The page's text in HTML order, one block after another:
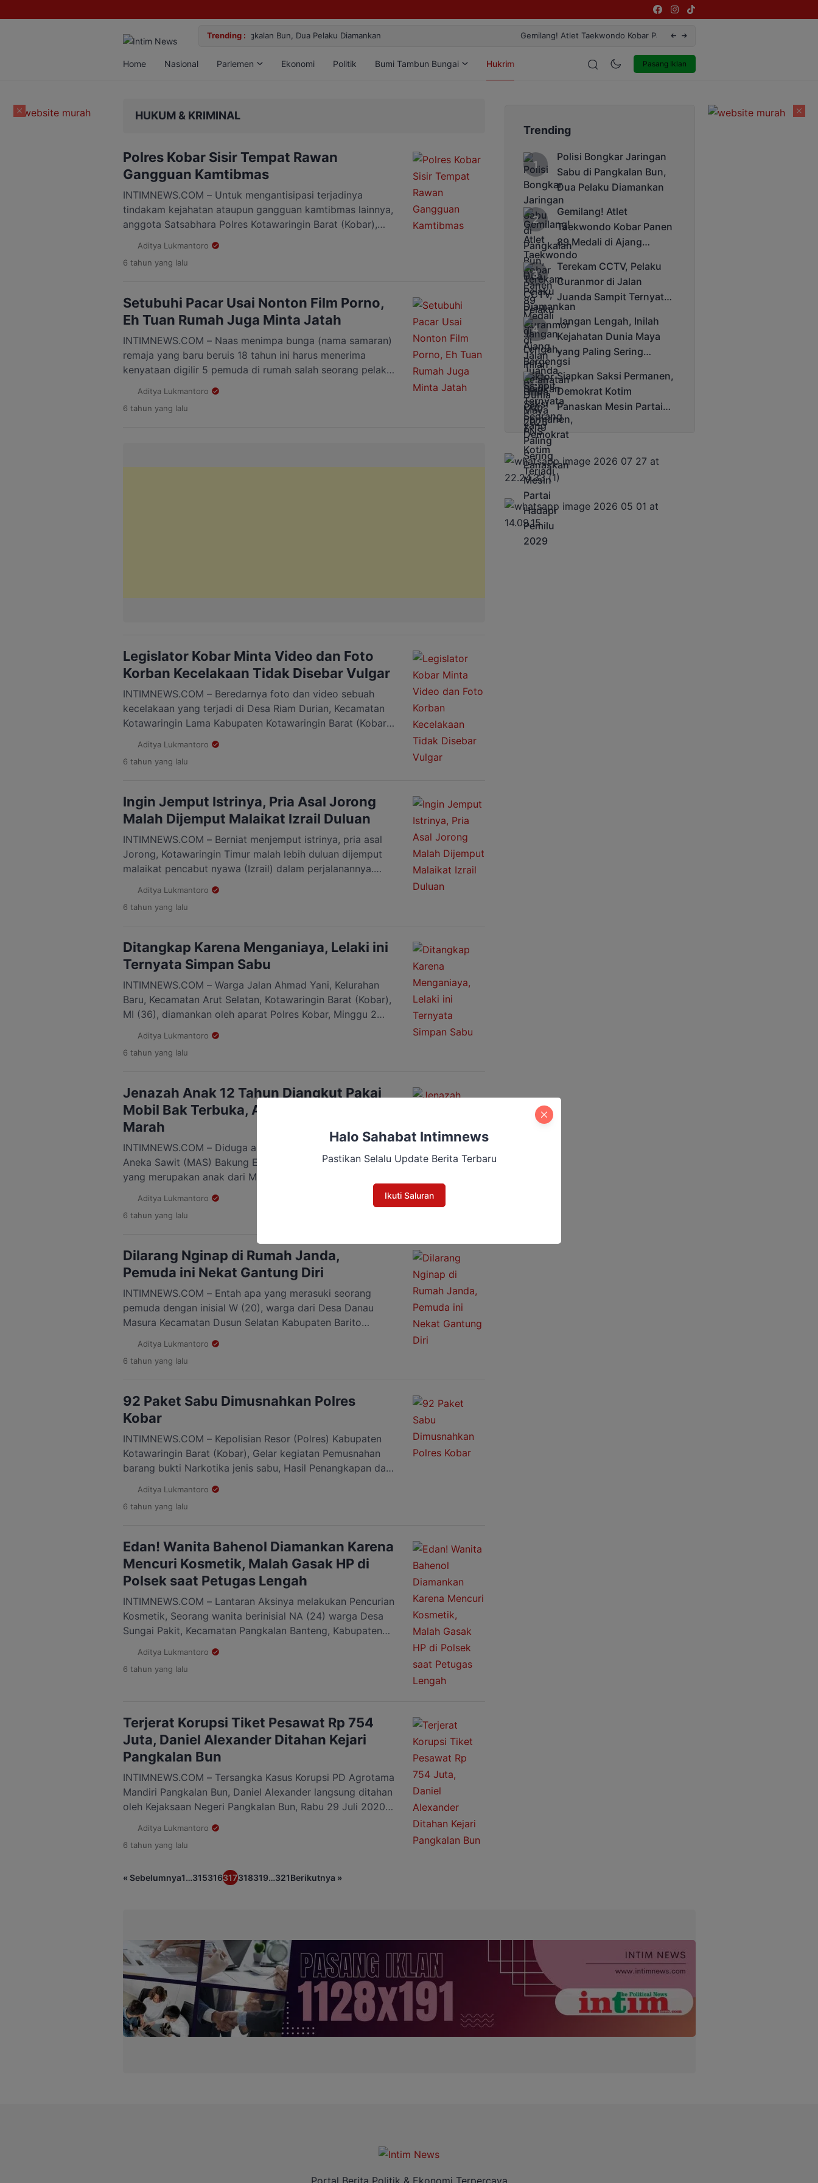
Trending : Gemilang! Atlet Taekwondo Kobar Panen 89 Medali di Ajang Bergengsi Rektor Unda Cup 2025 Terekam CCTV, Pelaku Curanmor di
Pasang Iklan
Home Nasional Parlemen Ekonomi Politik Bumi Tambun Bungai Hukrim Entertainment
HUKUM & KRIMINAL
Polres Kobar Sisir Tempat Rawan
Gangguan Kamtibmas
INTIMNEWS.COM – Untuk mengantisipasi terjadinya
tindakam kejahatan ataupun gangguan kamtibmas lainnya,
anggota Satsabhara Polres Kotawaringin Barat (Kobar),
rutin melakukan kegiatan patroli di beberapa tempat
rawan. Kegiatan patroli ini bertujuan untuk mencegah
terjadinya tindakan kriminal yang terjadi pada malam hari,
terkait virus corona yang merebak di wilayah Indonesia
khususnya Kobar, […]
Aditya Lukmantoro
6 tahun yang lalu
Setubuhi Pacar Usai Nonton Film Porno,
Eh Tuan Rumah Juga Minta Jatah
INTIMNEWS.COM – Naas menimpa bunga (nama samaran)
remaja yang baru beruis 18 tahun ini harus menerima
kenyataan digilir 5 pemuda di rumah salah seorang pelaku
di Kecamatan Bungoro, Kabupaten Pangkep, Sulawesi
Selatan. Di rumah ini korban dan pelaku DA yang tak lain
adalah pacarnya senditi menonton video porno. Kemudian
Aditya Lukmantoro
6 tahun yang lalu
Legislator Kobar Minta Video dan Foto
Korban Kecelakaan Tidak Disebar Vulgar
INTIMNEWS.COM – Beredarnya foto dan video sebuah
kecelakaan yang terjadi di Desa Riam Durian, Kecamatan
Kotawaringin Lama Kabupaten Kotawaringin Barat (Kobar),
membuat anggota DPRD angkat bicara, Senin 03 Agustus
2020. “Kasihan keluarganya jika video dan fotonya
beredar luas secara vulgar atau tanpa sensor, mereka lagi
Komisi A […]
Aditya Lukmantoro
6 tahun yang lalu
Ingin Jemput Istrinya, Pria Asal Jorong
Malah Dijemput Malaikat Izrail Duluan
INTIMNEWS.COM – Berniat menjemput istrinya, pria asal
Jorong, Kotawaringin Timur malah lebih duluan dijemput
malaikat pencabut nyawa (Izrail) dalam perjalanannya.
Pasalanya pria tersebut mengalami kecelakaan maut di
Jalan HM Arsyad KM 16 Desa Bapeang Kotawaringin
Timur, Senin 03 Agustus 2020. “Saya tadi sedang dengarin
teriakakan sto-stop ketika […]
Aditya Lukmantoro
6 tahun yang lalu
Ditangkap Karena Menganiaya, Lelaki ini
Ternyata Simpan Sabu
INTIMNEWS.COM – Warga Jalan Ahmad Yani, Kelurahan
Baru, Kecamatan Arut Selatan, Kotawaringin Barat (Kobar),
MI (36), diamankan oleh aparat Polres Kobar, Minggu 2
Agusturs 2020. MI diamankan di kediamanya di Jl Kopong,
Kelurahan Baru tanpa ada perlawanan. MI diamankan
petugas karena terlibat tindak pidana penganiayaan.
jenis sabu di […]
Aditya Lukmantoro
6 tahun yang lalu
Jenazah Anak 12 Tahun Diangkut Pakai
Mobil Bak Terbuka, Anggota DPRD Kotim
Marah
INTIMNEWS.COM – Diduga akibat kelalaian pihak PT Maju
Aneka Sawit (MAS) Bakung Estate, seorang anak AO ( 12 )
yang merupakan anak dari MI yang tak lain salah seorang
karyawan di perusahaan tersebut meninggal dunia akibat
tenggelam di kolam bekas penyiraman pembibitan milik
perusahaan dimaksud pada Tanggal 31 Desember tahun
Aditya Lukmantoro
6 tahun yang lalu
Dilarang Nginap di Rumah Janda,
Pemuda ini Nekat Gantung Diri
INTIMNEWS.COM – Entah apa yang merasuki seorang
pemuda dengan inisial W (20), warga dari Desa Danau
Masura Kecamatan Dusun Selatan Kabupaten Barito
Selatan. Pemudia ini nekat mengakhiri hidupnya dengan
gantung diri di Desa Lampeong Kecamatan Pematang
Karau Kabupaten Barito Timur. Kapolers Bartim AKBP
Karau, Ipda R Hakim menuturkan bahwa […]
Aditya Lukmantoro
6 tahun yang lalu
92 Paket Sabu Dimusnahkan Polres
Kobar
INTIMNEWS.COM – Kepolisian Resor (Polres) Kabupaten
Kotawaringin Barat (Kobar), Gelar kegiatan Pemusnahan
barang bukti Narkotika jenis sabu, Hasil Penangkapan dari
Bulan April hingga bulan Juli 2020, Kamis 30 Juli 2020.
Kegiatan Pemusnahan ini di pimpin langsung oleh Kapolres
Kobar AKBP E Dharma Ginting yang didampingi oleh
anggota […]
Aditya Lukmantoro
6 tahun yang lalu
Edan! Wanita Bahenol Diamankan Karena
Mencuri Kosmetik, Malah Gasak HP di
Polsek saat Petugas Lengah
INTIMNEWS.COM – Lantaran Aksinya melakukan Pencurian
Kosmetik, Seorang wanita berinisial NA (24) warga Desa
Sungai Pakit, Kecamatan Pangkalan Banteng, Kabupaten
Kotawaringin Barat (Kobar) terpaksa harus berurusan
dengan aparat kepolisian. Aksi pencurian kosmetik ini ia
lakukan di sebuah pusat perbelanjaan Hypermart
[…]
Aditya Lukmantoro
6 tahun yang lalu
Terjerat Korupsi Tiket Pesawat Rp 754
Juta, Daniel Alexander Ditahan Kejari
Pangkalan Bun
INTIMNEWS.COM – Tersangka Kasus Korupsi PD Agrotama
Mandiri Pangkalan Bun, Daniel Alexander langsung ditahan
oleh Kejaksaan Negeri Pangkalan Bun, Rabu 29 Juli 2020.
Daniel ditahan setelah dilakukan Pemeriksaan di Kantor
Kejaksaan Negeri Pangkalan Bun. Daniel kemudian dibawa
ke Polres Kobar untuk menjalani penahanan dengan status
(Kajari) Kobar, […]
Aditya Lukmantoro
6 tahun yang lalu
« Sebelumnya1…315316317318319…321Berikutnya »
Trending
Polisi Bongkar Jaringan
Sabu di Pangkalan Bun,
Dua Pelaku Diamankan
Gemilang! Atlet
Taekwondo Kobar Panen
89 Medali di Ajang
Bergengsi Rektor Unda
Cup 2025
Terekam CCTV, Pelaku
Curanmor di Jalan
Juanda Sampit Ternyata
Seorang PNS
Jangan Lengah, Inilah
Kejahatan Dunia Maya
yang Paling Sering
Terjadi
Siapkan Saksi Permanen,
Demokrat Kotim
Panaskan Mesin Partai
Hadapi Pemilu 2029
Halo Sahabat Intimnews
Pastikan Selalu Update Berita Terbaru
Ikuti Saluran